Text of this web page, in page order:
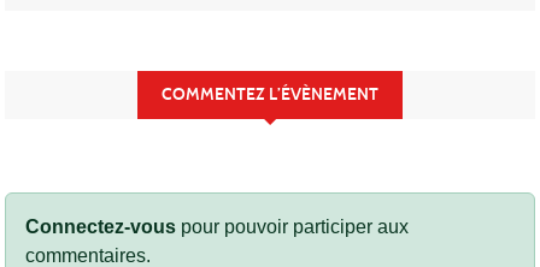
COMMENTEZ L’ÉVÈNEMENT
Connectez-vous pour pouvoir participer aux
commentaires.